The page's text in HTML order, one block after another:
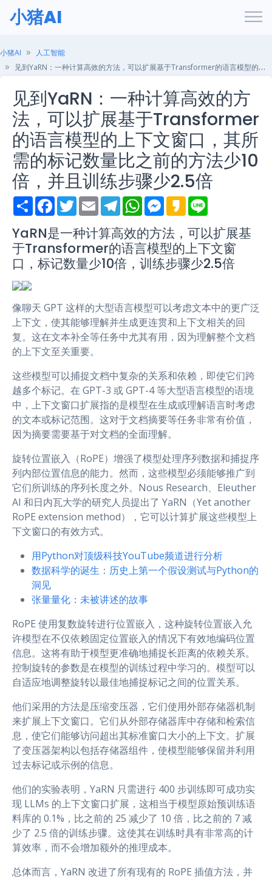
小猪AI
小猪AI
人工智能
见到YaRN：一种计算高效的方法，可以扩展基于Transformer的语言模型的上下文窗口，其所需的标记数量比之前的方法少10倍，并且训练步骤少2.5倍
见到YaRN：一种计算高效的方
法，可以扩展基于Transformer
的语言模型的上下文窗口，其所
需的标记数量比之前的方法少10
倍，并且训练步骤少2.5倍
S
h
r
e
F
a
e
b
o
o
k
T
w
t
e
r
E
m
i
l
T
e
e
g
r
a
m
W
h
t
s
A
p
p
M
e
s
e
n
g
e
K
a
a
o
e
YaRN是一种计算高效的方法，可以扩展基
于Transformer的语言模型的上下文窗
口，标记数量少10倍，训练步骤少2.5倍
像聊天 GPT 这样的大型语言模型可以考虑文本中的更广泛
上下文，使其能够理解并生成更连贯和上下文相关的回
复。这在文本补全等任务中尤其有用，因为理解整个文档
的上下文至关重要。
这些模型可以捕捉文档中复杂的关系和依赖，即使它们跨
越多个标记。在 GPT-3 或 GPT-4 等大型语言模型的语境
中，上下文窗口扩展指的是模型在生成或理解语言时考虑
的文本或标记范围。这对于文档摘要等任务非常有价值，
因为摘要需要基于对文档的全面理解。
旋转位置嵌入（RoPE）增强了模型处理序列数据和捕捉序
列内部位置信息的能力。然而，这些模型必须能够推广到
它们所训练的序列长度之外。Nous Research、Eleuther
AI 和日内瓦大学的研究人员提出了 YaRN（Yet another
RoPE extension method），它可以计算扩展这些模型上
下文窗口的有效方式。
用Python对顶级科技YouTube频道进行分析
数据科学的诞生：历史上第一个假设测试与Python的
洞见
张量量化：未被讲述的故事
RoPE 使用复数旋转进行位置嵌入，这种旋转位置嵌入允
许模型在不仅依赖固定位置嵌入的情况下有效地编码位置
信息。这将有助于模型更准确地捕捉长距离的依赖关系。
控制旋转的参数是在模型的训练过程中学习的。模型可以
自适应地调整旋转以最佳地捕捉标记之间的位置关系。
他们采用的方法是压缩变压器，它们使用外部存储器机制
来扩展上下文窗口。它们从外部存储器库中存储和检索信
息，使它们能够访问超出其标准窗口大小的上下文。扩展
了变压器架构以包括存储器组件，使模型能够保留并利用
过去标记或示例的信息。
他们的实验表明，YaRN 只需进行 400 步训练即可成功实
现 LLMs 的上下文窗口扩展，这相当于模型原始预训练语
料库的 0.1%，比之前的 25 减少了 10 倍，比之前的 7 减
少了 2.5 倍的训练步骤。这使其在训练时具有非常高的计
算效率，而不会增加额外的推理成本。
总体而言，YaRN 改进了所有现有的 RoPE 插值方法，并